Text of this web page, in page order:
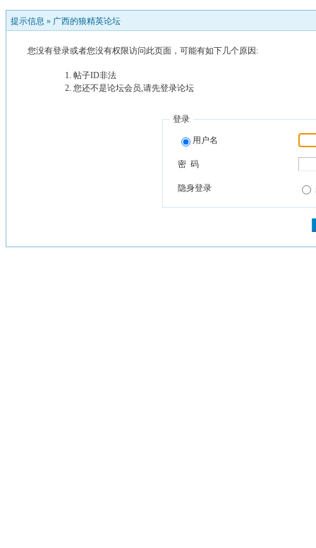
提示信息 » 广西的狼精英论坛
您没有登录或者您没有权限访问此页面，可能有如下几个原因:
帖子ID非法
您还不是论坛会员,请先登录论坛
登录
用户名
密 码
隐身登录